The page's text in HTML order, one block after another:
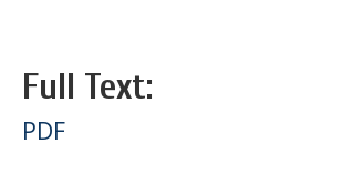
Full Text:
PDF